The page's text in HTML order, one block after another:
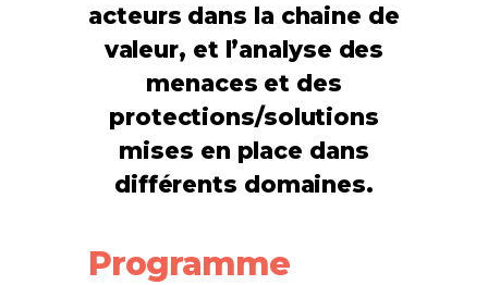
acteurs dans la chaine de
valeur, et l’analyse des
menaces et des
protections/solutions
mises en place dans
différents domaines.
Programme